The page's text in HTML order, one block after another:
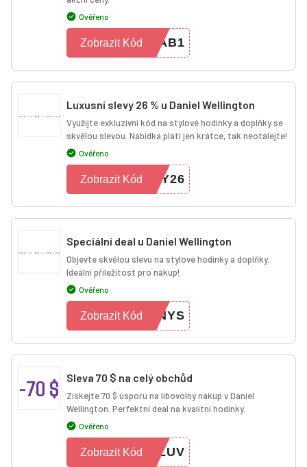
Ověřeno
BAB1
Zobrazit Kód
Luxusní slevy 26 % u Daniel Wellington
Využijte exkluzivní kód na stylové hodinky a doplňky se
skvělou slevou. Nabídka platí jen krátce, tak neotálejte!
Ověřeno
RY26
Zobrazit Kód
Speciální deal u Daniel Wellington
Objevte skvělou slevu na stylové hodinky a doplňky.
Ideální příležitost pro nákup!
Ověřeno
ENYS
Zobrazit Kód
-70 $ Sleva 70 $ na celý obchůd
Získejte 70 $ úsporu na libovolný nákup v Daniel
Wellington. Perfektní deal na kvalitní hodinky.
Ověřeno
ELUV
Zobrazit Kód